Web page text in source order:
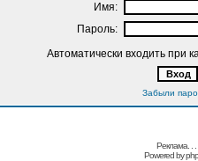
Имя:
Пароль:
Автоматически входить при
Забыли
Реклама. . .
Powered by